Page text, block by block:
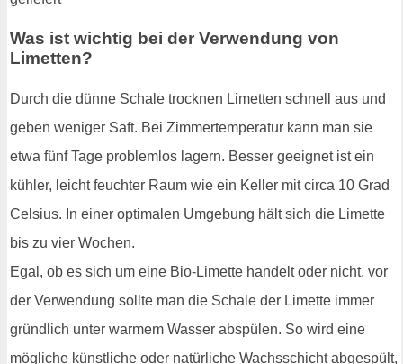
Was ist wichtig bei der Verwendung von
Limetten?
Durch die dünne Schale trocknen Limetten schnell aus und
geben weniger Saft. Bei Zimmertemperatur kann man sie
etwa fünf Tage problemlos lagern. Besser geeignet ist ein
kühler, leicht feuchter Raum wie ein Keller mit circa 10 Grad
Celsius. In einer optimalen Umgebung hält sich die Limette
bis zu vier Wochen.
Egal, ob es sich um eine Bio-Limette handelt oder nicht, vor
der Verwendung sollte man die Schale der Limette immer
gründlich unter warmem Wasser abspülen. So wird eine
mögliche künstliche oder natürliche Wachsschicht abgespült,